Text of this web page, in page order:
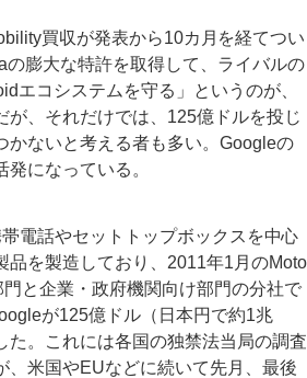
買収が発表から10カ月を経てつい
の膨大な特許を取得して、ライバルの
エコシステムを守る」というのが、
が、それだけでは、125億ドルを投じ
かないと考える者も多い。Googleの
になっている。
電話やセットトップボックスを中心
品を製造しており、2011年1月のMoto
と企業・政府機関向け部門の分社で
が125億ドル（日本円で約1兆
た。これには各国の独禁法当局の調査
、米国やEUなどに続いて先月、最後